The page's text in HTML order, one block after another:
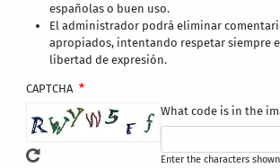
españolas o buen uso.
El administrador podrá eliminar
apropiados, intentando respetar siempre
libertad de expresión.
CAPTCHA
What code is in the
Enter the characters